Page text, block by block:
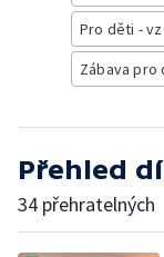
Pro děti -
Zábava pro
Přehled
34 přehratelných